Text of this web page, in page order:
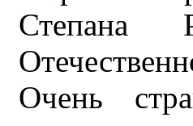
Степана
Очень